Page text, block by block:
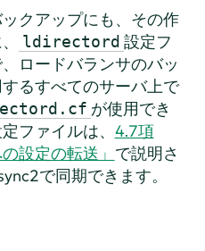
クアップにも、その作
ldirectord 設定フ
ロードバランサのバッ
るすべてのサーバ上で
が使用でき
ファイルは、 4.7項
設定の転送」 で説明さ
で同期できます。